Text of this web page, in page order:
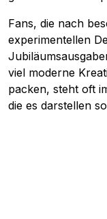
Fans, die nach
experimentellen
viel moderne
packen, steht oft
die es darstellen